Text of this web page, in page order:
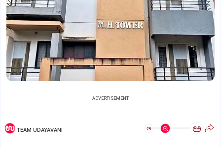
ADVERTISEMENT
TEAM UDAYAVANI ಅ ಅ